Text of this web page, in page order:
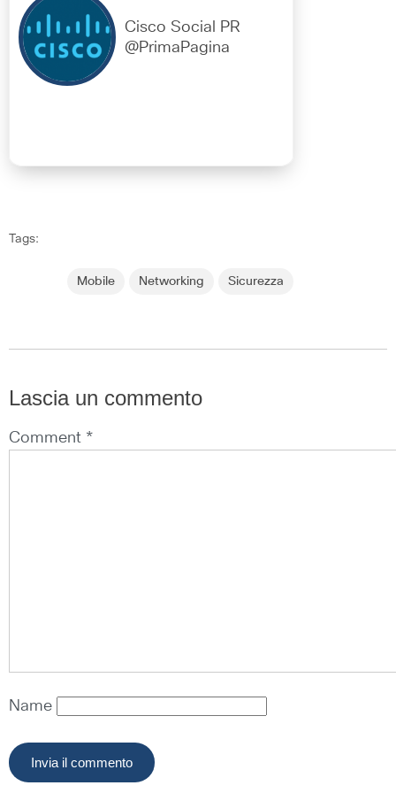
Cisco Social PR
@PrimaPagina
Tags:
Mobile Networking Sicurezza
Lascia un commento
Comment *
Name